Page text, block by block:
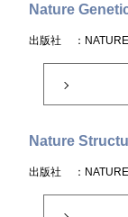
Nature
出版社 ：
Nature
出版社 ：